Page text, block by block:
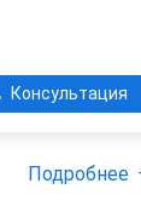
Консультация
Подробнее